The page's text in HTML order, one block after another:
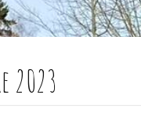
2023